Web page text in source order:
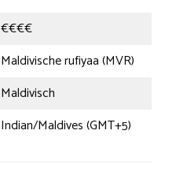
€€€€
Maldivische rufiyaa (MVR)
Maldivisch
Indian/Maldives (GMT+5)